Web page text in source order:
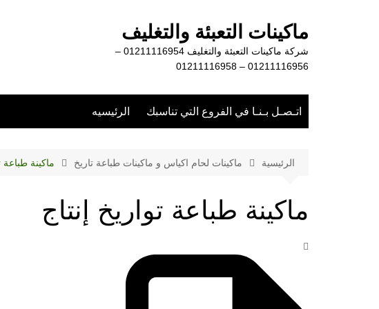
ماكينات التعبئة والتغليف
شركة ماكينات التعبئة والتغليف 01211116954 –
01211116956 – 01211116958
اتـصـل بـنـا في الفروع التي تناسبك الرئيسيه
الرئيسية ماكينات لحام اكياس و ماكينات طباعة تاريخ ماكينة طباعة
ماكينة طباعة تواريخ إنتاج